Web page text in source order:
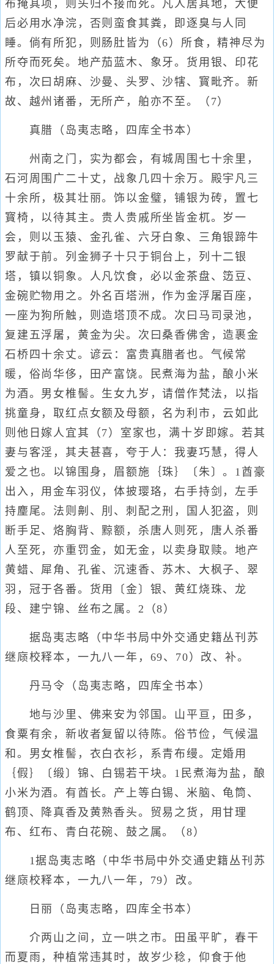
布掩其项，则头归不接而死。凡人居其地，大便
后必用水净浣，否则蛮食其粪，即逐臭与人同
睡。倘有所犯，则肠肚皆为（6）所食，精神尽为
所夺而死矣。地产茄蓝木、象牙。货用银、印花
布，次曰胡麻、沙曼、头罗、沙犗、寳毗齐。新
故、越州诸番，无所产，舶亦不至。（7）
真腊（岛夷志略，四库全书本）
州南之门，实为都会，有城周围七十余里，
石河周围广二十丈，战象几四十余万。殿宇凡三
十余所，极其壮丽。饰以金璧，铺银为砖，置七
寳椅，以待其主。贵人贵戚所坐皆金杌。岁一
会，则以玉猿、金孔雀、六牙白象、三角银蹄牛
罗献于前。列金狮子十只于铜台上，列十二银
塔，镇以铜象。人凡饮食，必以金茶盘、笾豆、
金碗贮物用之。外名百塔洲，作为金浮屠百座，
一座为狗所触，则造塔顶不成。次曰马司录池，
复建五浮屠，黄金为尖。次曰桑香佛舍，造裹金
石桥四十余丈。谚云：富贵真腊者也。气候常
暖，俗尚华侈，田产富饶。民煮海为盐，酿小米
为酒。男女椎髻。生女九岁，请僧作梵法，以指
挑童身，取红点女额及母额，名为利市，云如此
则他日嫁人宜其（7）室家也，满十岁即嫁。若其
妻与客淫，其夫甚喜，夸于人：我妻巧慧，得人
爱之也。以锦围身，眉额施｛珠｝〔朱〕。1酋豪
出入，用金车羽仪，体披璎珞，右手持剑，左手
持麈尾。法则劓、刖、刺配之刑，国人犯盗，则
断手足、烙胸背、黥额，杀唐人则死，唐人杀番
人至死，亦重罚金，如无金，以卖身取赎。地产
黄蜡、犀角、孔雀、沉速香、苏木、大枫子、翠
羽，冠于各番。货用〔金〕银、黄红烧珠、龙
段、建宁锦、丝布之属。2（8）
据岛夷志略（中华书局中外交通史籍丛刊苏
继庼校释本，一九八一年，69、70）改、补。
丹马令（岛夷志略，四库全书本）
地与沙里、佛来安为邻国。山平亘，田多，
食粟有余，新收者复留以待陈。俗节俭，气候温
和。男女椎髻，衣白衣衫，系青布缦。定婚用
｛假｝〔缎〕锦、白锡若干块。1民煮海为盐，酿
小米为酒。有酋长。产上等白锡、米脑、龟筒、
鹤顶、降真香及黄熟香头。贸易之货，用甘理
布、红布、青白花碗、鼓之属。（8）
1据岛夷志略（中华书局中外交通史籍丛刊苏
继庼校释本，一九八一年，79）改。
日丽（岛夷志略，四库全书本）
介两山之间，立一哄之市。田虽平旷，春干
而夏雨，种植常违其时，故岁少稔，仰食于他